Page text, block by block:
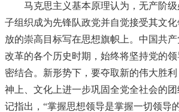
马克思主义基本原理认为，无产阶级
子组织成为先锋队政党并自觉接受其文
放的崇高目标写在思想旗帜上。中国共
改革的各个历史时期，始终将坚持党的
密结合。新形势下，要夺取新的伟大胜
神上、文化上进一步巩固全党全社会的
记指出，“掌握思想领导是掌握一切领导